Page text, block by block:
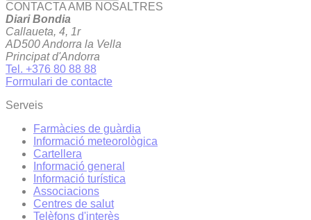
CONTACTA AMB NOSALTRES
Diari Bondia
Callaueta, 4, 1r
AD500 Andorra la Vella
Principat d'Andorra
Tel. +376 80 88 88
Formulari de contacte
Serveis
Farmàcies de guàrdia
Informació meteorològica
Cartellera
Informació general
Informació turística
Associacions
Centres de salut
Telèfons d'interès